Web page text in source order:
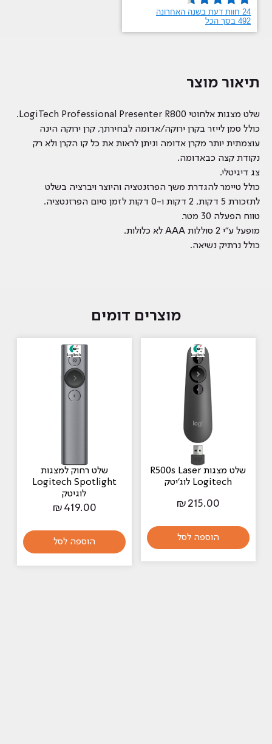
תיאור מוצר
שלט מצגות אלחוטי LogiTech Professional Presenter R800.
כולל סמן לייזר בקרן ירוקה/אדומה לבחירתך, קרן ירוקה הינה
עוצמתית יותר מקרן אדומה וניתן לראות את כל קו הקרן ולא רק
נקודת קצה כבאדומה.
צג דיגיטלי.
כולל טיימר להגדרת משך הפרזנטציה והיוצר ויברציה בשלט
לתזכורת 5 דקות, 2 דקות ו-0 דקות לזמן סיום הפרזנטציה.
טווח הפעלה 30 מטר.
מופעל ע"י 2 סוללות AAA לא כלולות.
כולל נרתיק נשיאה.
מוצרים דומים
שלט מצגות R500s Laser
Logitech לוג'יטק
₪ 215.00
הוספה לסל
שלט רחוק ‏למצגות
Logitech Spotlight
לוגיטק
₪ 419.00
הוספה לסל